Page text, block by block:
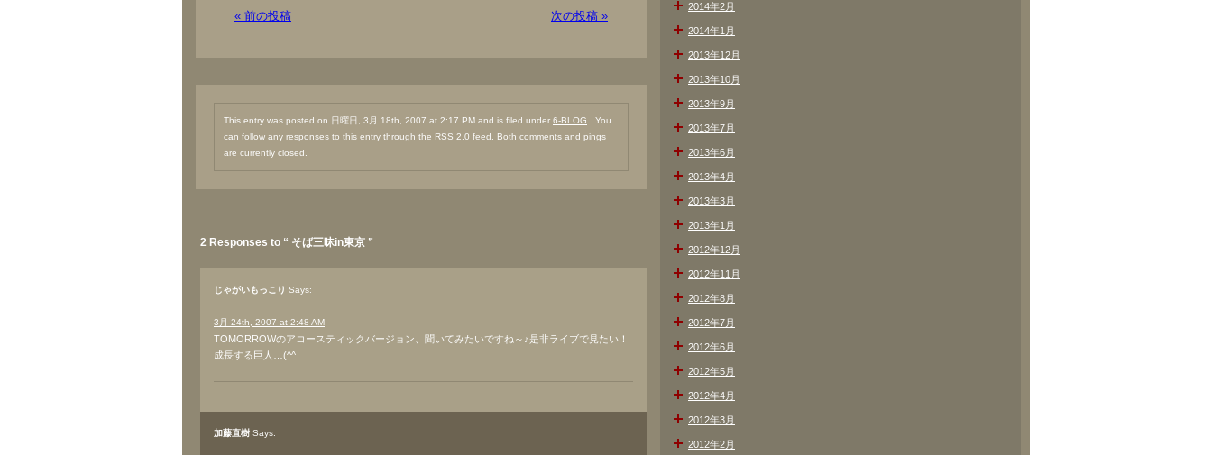
« 前の投稿 次の投稿 »
This entry was posted on 日曜日, 3月 18th, 2007 at 2:17 PM and is filed under 6-BLOG . You
can follow any responses to this entry through the RSS 2.0 feed. Both comments and pings
are currently closed.
2 Responses to “ そば三昧in東京 ”
じゃがいもっこり Says:
3月 24th, 2007 at 2:48 AM
TOMORROWのアコースティックバージョン、聞いてみたいですね～♪是非ライブで見たい！
成長する巨人…(^^ゞ
加藤直樹 Says:
2014年2月
2014年1月
2013年12月
2013年10月
2013年9月
2013年7月
2013年6月
2013年4月
2013年3月
2013年1月
2012年12月
2012年11月
2012年8月
2012年7月
2012年6月
2012年5月
2012年4月
2012年3月
2012年2月